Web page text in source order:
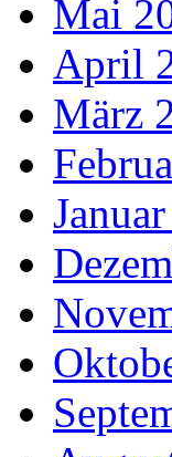
Mai
April
März